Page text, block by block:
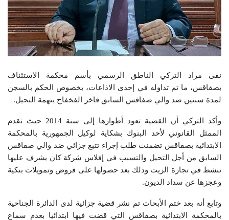
نفى مراد التركي الناطق الرسمي بأسم محكمة الاستئناف
بصفاقس، ما تم تداوله في إحدى الاذاعات، بخصوص الحكم بالسجن
لمدة سنتين ضد والي صفاقس السابق فاخر الفخفاخ بتهمة التحيل.
وأكد التركي أن القضية تعود أطوارها إلى سنة 2014 حيث تقدم
الممثل القانوني لأحد البنوك بشكاية لوكيل الجمهورية بالمحكمة
الابتدائية بصفاقس تضمنت طلب إجراء تتبع جزائي ضد والي صفاقس
السابق من أجل التحيل والتسبب في إفلاس شركة كان يشرف عليها
تنشط في تجارة الزيت وذلك بعد حصولها على قروض وتمويلات بنكية
وعجزها عن سداد الديون.
وتابع أنه بعد ختم الأبحاث تم نشر قضية جزائية لدى الدائرة الجناحية
بالمحكمة الابتدائية بصفاقس التي قضت فيها ابتدائيا بعدم سماع